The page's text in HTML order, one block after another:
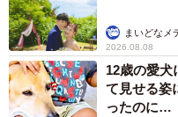
まいどなメ
2026.08.08
12歳の愛
て見せる
ったのに…